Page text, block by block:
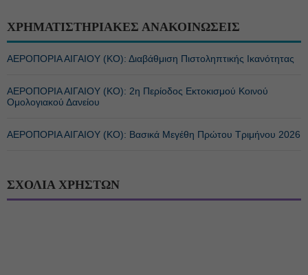
ΧΡΗΜΑΤΙΣΤΗΡΙΑΚΕΣ ΑΝΑΚΟΙΝΩΣΕΙΣ
ΑΕΡΟΠΟΡΙΑ ΑΙΓΑΙΟΥ (ΚΟ): Διαβάθμιση Πιστοληπτικής Ικανότητας
ΑΕΡΟΠΟΡΙΑ ΑΙΓΑΙΟΥ (ΚΟ): 2η Περίοδος Εκτοκισμού Κοινού
Ομολογιακού Δανείου
ΑΕΡΟΠΟΡΙΑ ΑΙΓΑΙΟΥ (ΚΟ): Βασικά Μεγέθη Πρώτου Τριμήνου 2026
ΣΧΟΛΙΑ ΧΡΗΣΤΩΝ